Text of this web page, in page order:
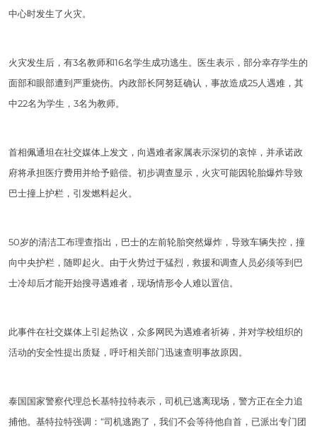
中心时发生了火灾。
火灾发生后，有3名教师和16名学生成功逃生。医生表示，部分幸存学生的
面部和眼部遭到严重烧伤。内政部长阿努廷确认，事故造成25人遇难，其
中22名为学生，3名为教师。
首相佩通坦在社交媒体上发文，向遇难者家属表示深切的哀悼，并承诺政
府将承担医疗费用并给予赔偿。初步调查显示，火灾可能因轮胎爆炸导致
巴士撞上护栏，引发燃料起火。
50岁的清洁工布理查指出，巴士的左前轮胎突然爆炸，导致车辆失控，撞
向中央护栏，随即起火。由于火势过于猛烈，救援和调查人员必须等到巴
士冷却后才能开始搜寻遇难者，现场情形令人难以置信。
此事件在社交媒体上引起热议，众多网民为遇难者祈祷，并对学校组织的
活动的安全性提出质疑，呼吁相关部门迅速查明事故原因。
泰国国家警察代理总长基特拉特表示，司机已逃离现场，警方正在全力追
捕他。基特拉特强调：“司机逃跑了，我们不会等待他自首，已派出专门团